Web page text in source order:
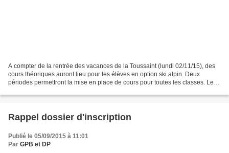
A compter de la rentrée des vacances de la Toussaint (lundi 02/11/15), des
cours théoriques auront lieu pour les élèves en option ski alpin. Deux
périodes permettront la mise en place de cours pour toutes les classes. Les
Rappel dossier d'inscription
Publié le 05/09/2015 à 11:01
Par GPB et DP